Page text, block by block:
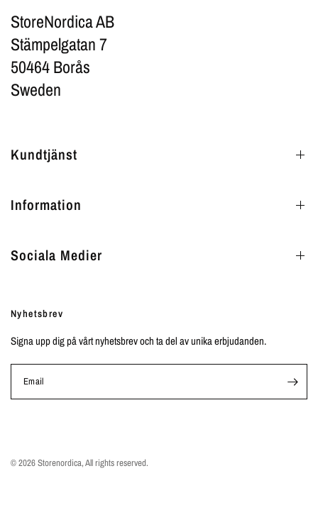
StoreNordica AB
Stämpelgatan 7
50464 Borås
Sweden
Kundtjänst
Information
Sociala Medier
Nyhetsbrev
Signa upp dig på vårt nyhetsbrev och ta del av unika erbjudanden.
Email
© 2026 Storenordica, All rights reserved.